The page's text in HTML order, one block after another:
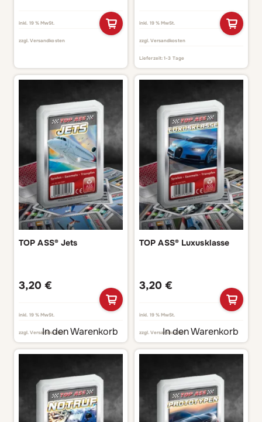
inkl. 19 % MwSt.
zzgl. Versandkosten
inkl. 19 % MwSt.
zzgl. Versandkosten
Lieferzeit:1-3 Tage
TOP ASS® Jets
3,20 €
inkl. 19 % MwSt.
zzgl. Versandkosten
In den Warenkorb
TOP ASS® Luxusklasse
3,20 €
inkl. 19 % MwSt.
zzgl. Versandkosten
In den Warenkorb